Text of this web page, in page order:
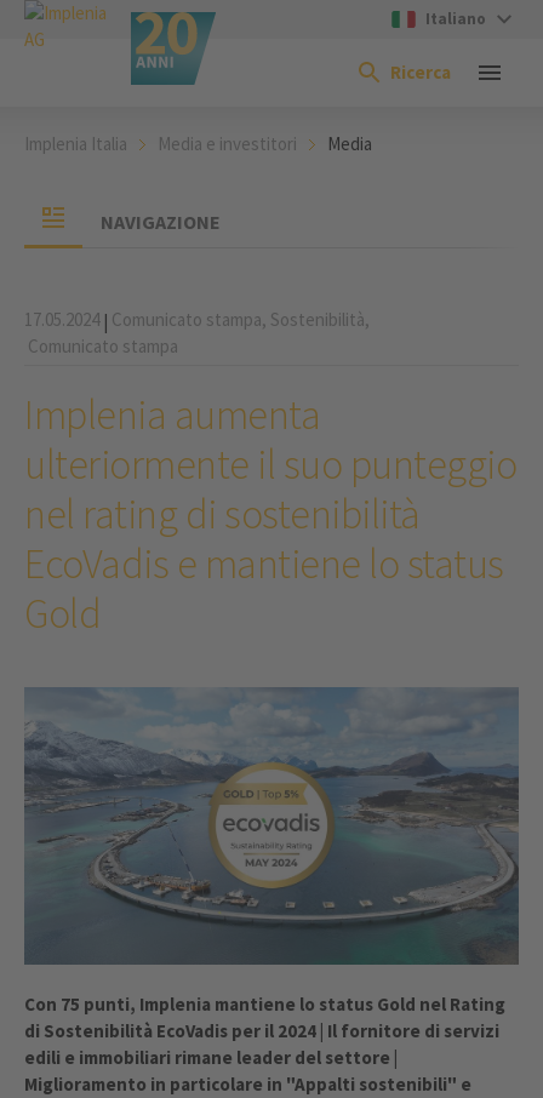
Italiano
Ricerca
Implenia Italia Media e investitori Media
NAVIGAZIONE
17.05.2024| Comunicato stampa, Sostenibilità,
Comunicato stampa
Implenia aumenta
ulteriormente il suo punteggio
nel rating di sostenibilità
EcoVadis e mantiene lo status
Gold
Con 75 punti, Implenia mantiene lo status Gold nel Rating
di Sostenibilità EcoVadis per il 2024 | Il fornitore di servizi
edili e immobiliari rimane leader del settore |
Miglioramento in particolare in "Appalti sostenibili" e